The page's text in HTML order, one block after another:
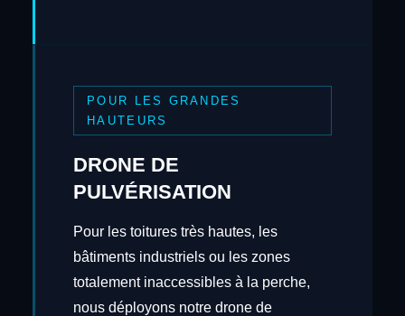
POUR LES GRANDES
HAUTEURS
DRONE DE
PULVÉRISATION
Pour les toitures très hautes, les
bâtiments industriels ou les zones
totalement inaccessibles à la perche,
nous déployons notre drone de